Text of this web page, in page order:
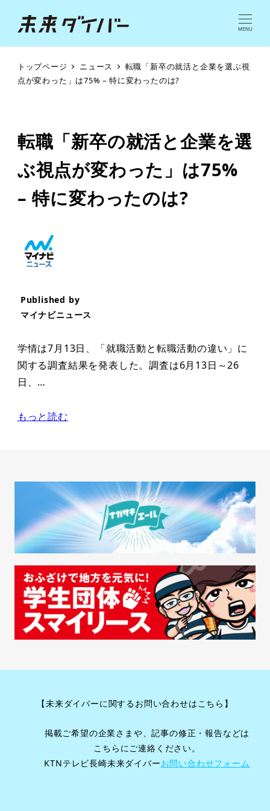
MENU
トップページ ニュース
転職「新卒の就活と企業を選ぶ視
点が変わった」は75% – 特に変わったのは?
転職「新卒の就活と企業を選
ぶ視点が変わった」は75%
– 特に変わったのは?
Published by
マイナビニュース
学情は7月13日、「就職活動と転職活動の違い」に
関する調査結果を発表した。調査は6月13日～26
日、…
もっと読む
【未来ダイバーに関するお問い合わせはこちら】
掲載ご希望の企業さまや、記事の修正・報告などは
こちらにご連絡ください。
KTNテレビ長崎未来ダイバーお問い合わせフォーム